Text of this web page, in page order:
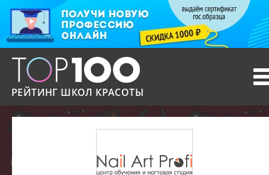
РЕЙТИНГ ШКОЛ КРАСОТЫ